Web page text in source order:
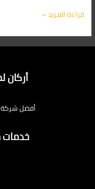
قراءة المزيد »
أركان
أفضل